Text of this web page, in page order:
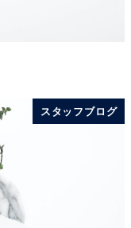
スタッフブログ